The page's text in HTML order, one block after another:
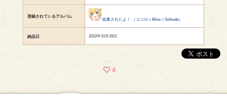
登録されているアルバム
提案されたよ！ （ ココロ＝Bliss＝Solitude）
納品日 2022年10月16日
4